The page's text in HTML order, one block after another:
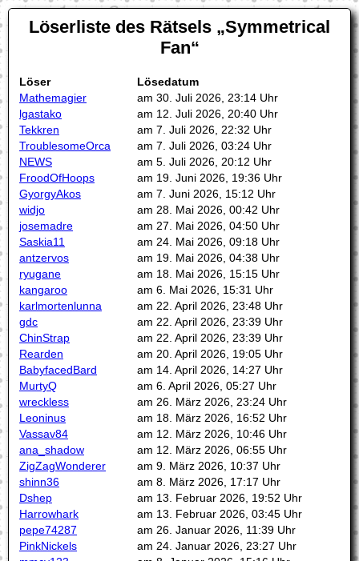
Löserliste des Rätsels
Symmetrical
Fan
Löser
Lösedatum
Mathemagier
am 30. Juli 2026, 23:14 Uhr
lgastako
am 12. Juli 2026, 20:40 Uhr
Tekkren
am 7. Juli 2026, 22:32 Uhr
TroublesomeOrca
am 7. Juli 2026, 03:24 Uhr
NEWS
am 5. Juli 2026, 20:12 Uhr
FroodOfHoops
am 19. Juni 2026, 19:36 Uhr
GyorgyAkos
am 7. Juni 2026, 15:12 Uhr
widjo
am 28. Mai 2026, 00:42 Uhr
josemadre
am 27. Mai 2026, 04:50 Uhr
Saskia11
am 24. Mai 2026, 09:18 Uhr
antzervos
am 19. Mai 2026, 04:38 Uhr
ryugane
am 18. Mai 2026, 15:15 Uhr
kangaroo
am 6. Mai 2026, 15:31 Uhr
karlmortenlunna
am 22. April 2026, 23:48 Uhr
gdc
am 22. April 2026, 23:39 Uhr
ChinStrap
am 22. April 2026, 23:39 Uhr
Rearden
am 20. April 2026, 19:05 Uhr
BabyfacedBard
am 14. April 2026, 14:27 Uhr
MurtyQ
am 6. April 2026, 05:27 Uhr
wreckless
am 26. März 2026, 23:24 Uhr
Leoninus
am 18. März 2026, 16:52 Uhr
Vassav84
am 12. März 2026, 10:46 Uhr
ana_shadow
am 12. März 2026, 06:55 Uhr
ZigZagWonderer
am 9. März 2026, 10:37 Uhr
shinn36
am 8. März 2026, 17:17 Uhr
Dshep
am 13. Februar 2026, 19:52 Uhr
Harrowhark
am 13. Februar 2026, 03:45 Uhr
pepe74287
am 26. Januar 2026, 11:39 Uhr
PinkNickels
am 24. Januar 2026, 23:27 Uhr